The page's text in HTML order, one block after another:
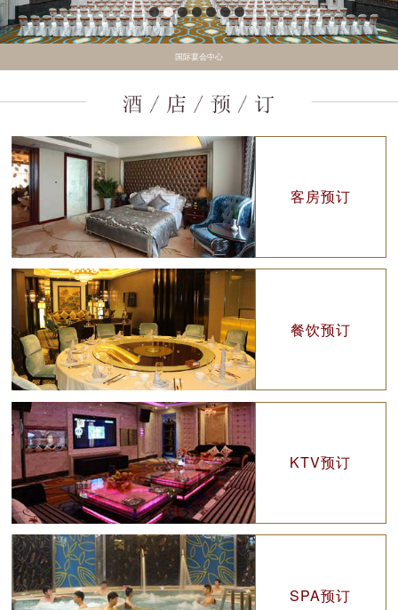
国际宴会中心
客房预订
餐饮预订
KTV预订
SPA预订